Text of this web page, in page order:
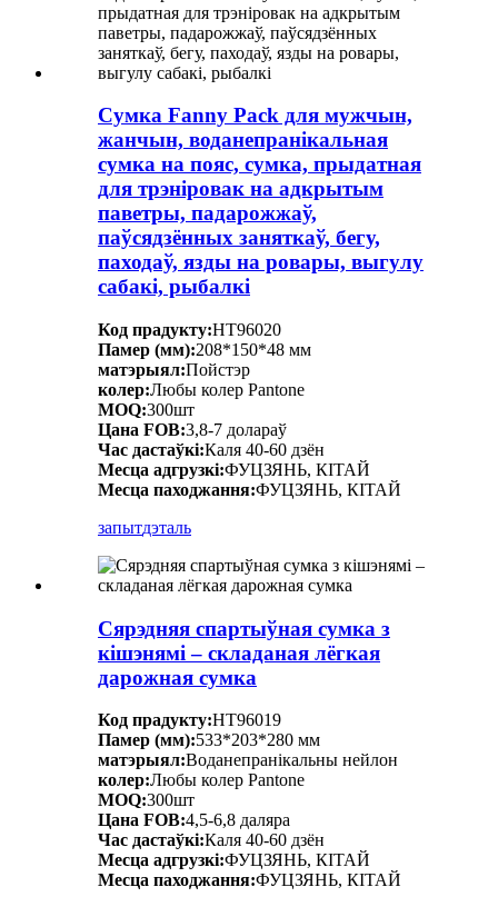
Сумка Fanny Pack для мужчын,
жанчын, воданепранікальная
сумка на пояс, сумка, прыдатная
для трэніровак на адкрытым
паветры, падарожжаў,
паўсядзённых заняткаў, бегу,
паходаў, язды на ровары, выгулу
сабакі, рыбалкі
Код прадукту:HT96020
Памер (мм):208*150*48 мм
матэрыял:Пойстэр
колер:Любы колер Pantone
MOQ:300шт
Цана FOB:3,8-7 долараў
Час дастаўкі:Каля 40-60 дзён
Месца адгрузкі:ФУЦЗЯНЬ, КІТАЙ
Месца паходжання:ФУЦЗЯНЬ, КІТАЙ
запытдэталь
Сярэдняя спартыўная сумка з
кішэнямі – складаная лёгкая
дарожная сумка
Код прадукту:HT96019
Памер (мм):533*203*280 мм
матэрыял:Воданепранікальны нейлон
колер:Любы колер Pantone
MOQ:300шт
Цана FOB:4,5-6,8 даляра
Час дастаўкі:Каля 40-60 дзён
Месца адгрузкі:ФУЦЗЯНЬ, КІТАЙ
Месца паходжання:ФУЦЗЯНЬ, КІТАЙ